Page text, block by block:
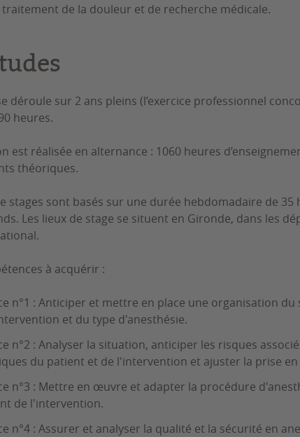
traitement de la douleur et de recherche médicale.
déroule sur 2 ans pleins (l’exercice professionnel
heures.
est réalisée en alternance : 1060 heures
théoriques.
stages sont basés sur une durée hebdomadaire de
Les lieux de stage se situent en Gironde, dans les
à acquérir :
n°1 : Anticiper et mettre en place une organisation
et du type d'anesthésie.
n°2 : Analyser la situation, anticiper les risques
du patient et de l'intervention et ajuster la prise
n°3 : Mettre en œuvre et adapter la procédure
de l'intervention.
n°4 : Assurer et analyser la qualité et la sécurité en